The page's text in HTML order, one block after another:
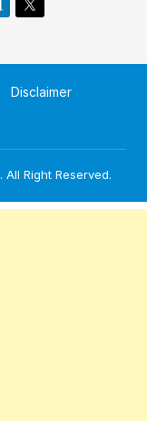
Disclaimer
. All Right Reserved.